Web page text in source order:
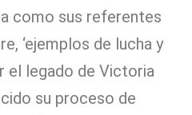
como sus referentes
‘ejemplos de lucha y
el legado de Victoria
su proceso de